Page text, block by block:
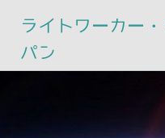
ライトワーカー・
パン